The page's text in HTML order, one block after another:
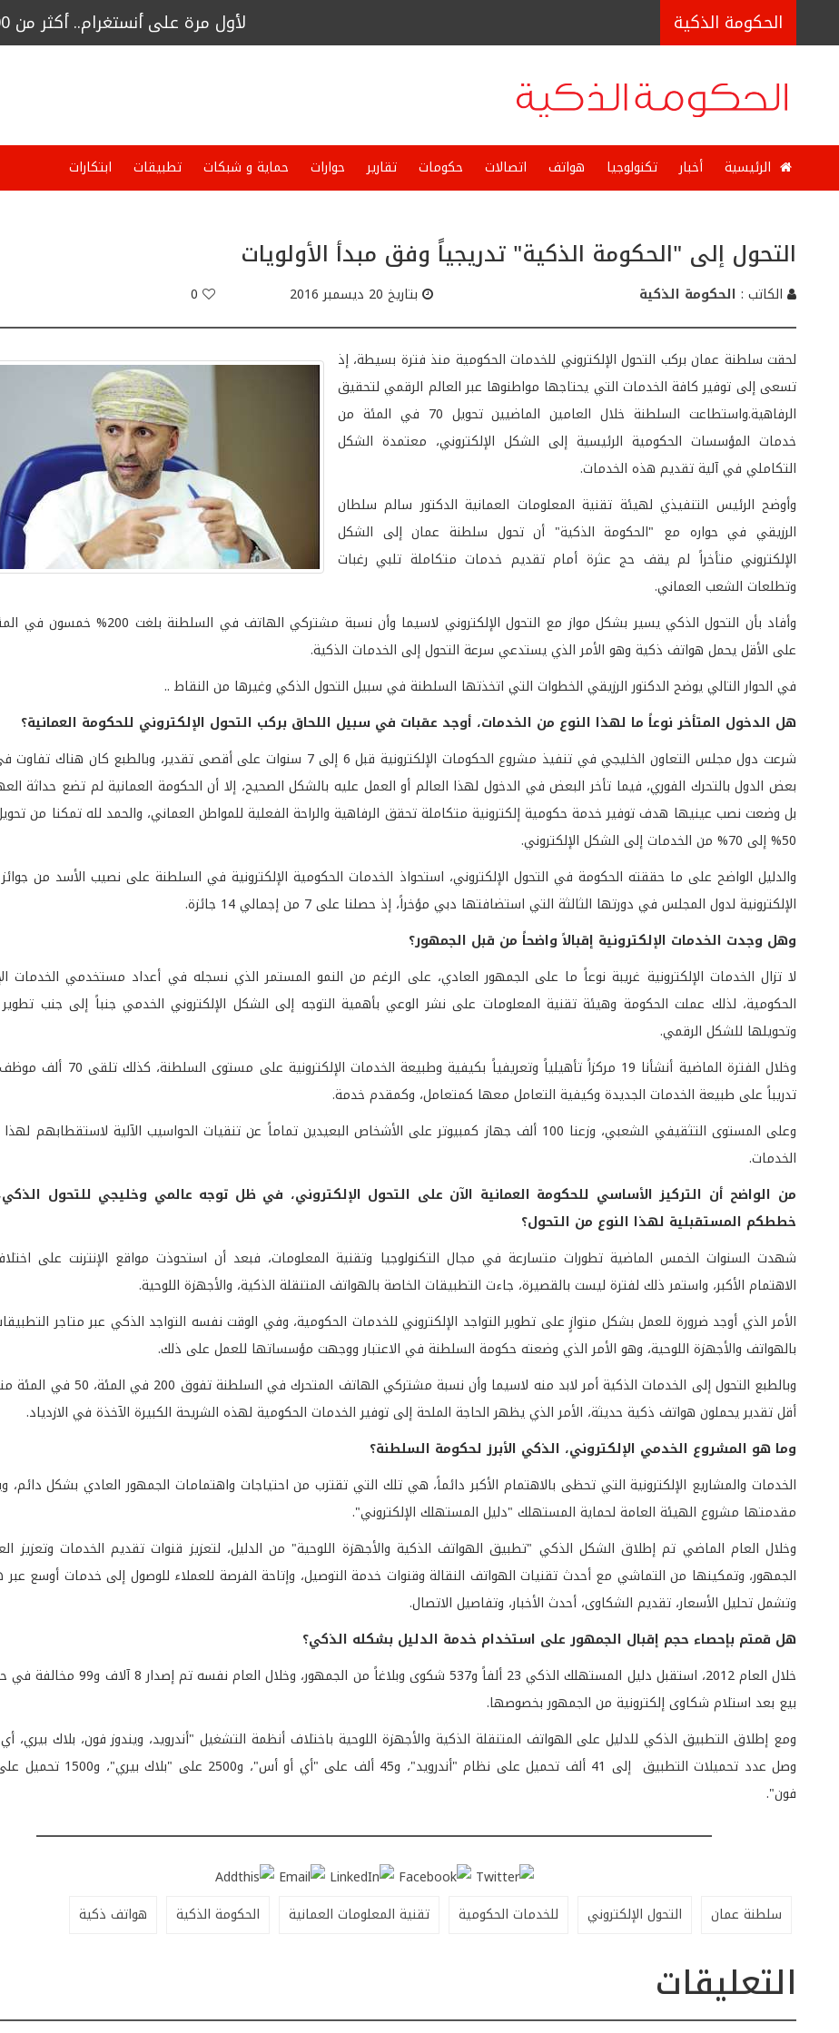
الحكومة الذكية لأول مرة على أنستغرام.. أكثر من 9400 مشاهد لبث حي لأخصائي صحة نفسية
جائزة "التميز للأعمال" لشركة فاست
الرئيسية أخبار تكنولوجيا هواتف اتصالات حكومات تقارير حوارات حماية و شبكات تطبيقات ابتكارات
التحول إلى "الحكومة الذكية" تدريجياً وفق مبدأ الأولويات
الكاتب : الحكومة الذكية بتاريخ 20 ديسمبر 2016 0
لحقت سلطنة عمان بركب التحول الإلكتروني للخدمات الحكومية منذ فترة بسيطة، إذ
تسعى إلى توفير كافة الخدمات التي يحتاجها مواطنوها عبر العالم الرقمي لتحقيق
الرفاهية.واستطاعت السلطنة خلال العامين الماضيين تحويل 70 في المئة من
خدمات المؤسسات الحكومية الرئيسية إلى الشكل الإلكتروني، معتمدة الشكل
التكاملي في آلية تقديم هذه الخدمات.
وأوضح الرئيس التنفيذي لهيئة تقنية المعلومات العمانية الدكتور سالم سلطان
الرزيقي في حواره مع "الحكومة الذكية" أن تحول سلطنة عمان إلى الشكل
الإلكتروني متأخراً لم يقف حج عثرة أمام تقديم خدمات متكاملة تلبي رغبات
وتطلعات الشعب العماني.
وأفاد بأن التحول الذكي يسير بشكل مواز مع التحول الإلكتروني لاسيما وأن نسبة مشتركي
على الأقل يحمل هواتف ذكية وهو الأمر الذي يستدعي سرعة التحول إلى الخدمات الذكية.
في الحوار التالي يوضح الدكتور الرزيقي الخطوات التي اتخذتها السلطنة في سبيل التحول الذكي وغيرها من النقاط ..
هل الدخول المتأخر نوعاً ما لهذا النوع من الخدمات، أوجد عقبات في سبيل اللحاق بركب التحول الإلكتروني للحكومة العمانية؟
شرعت دول مجلس التعاون الخليجي في تنفيذ مشروع الحكومات الإلكترونية قبل 6 إلى 7 سنوات على أقصى تقدير، وبالطبع كان
بعض الدول بالتحرك الفوري، فيما تأخر البعض في الدخول لهذا العالم أو العمل عليه بالشكل الصحيح، إلا أن الحكومة العمانية لم تضع حداثة
بل وضعت نصب عينيها هدف توفير خدمة حكومية إلكترونية متكاملة تحقق الرفاهية والراحة الفعلية للمواطن العماني، والحمد لله تمكنا من
50% إلى 70% من الخدمات إلى الشكل الإلكتروني.
والدليل الواضح على ما حققته الحكومة في التحول الإلكتروني، استحواذ الخدمات الحكومية الإلكترونية في السلطنة على نصيب الأسد من
الإلكترونية لدول المجلس في دورتها الثالثة التي استضافتها دبي مؤخراً، إذ حصلنا على 7 من إجمالي 14 جائزة.
وهل وجدت الخدمات الإلكترونية إقبالاً واضحاً من قبل الجمهور؟
لا تزال الخدمات الإلكترونية غريبة نوعاً ما على الجمهور العادي، على الرغم من النمو المستمر الذي نسجله في أعداد مستخدمي الخدمات
الحكومية، لذلك عملت الحكومة وهيئة تقنية المعلومات على نشر الوعي بأهمية التوجه إلى الشكل الإلكتروني الخدمي جنباً إلى جنب
وتحويلها للشكل الرقمي.
وخلال الفترة الماضية أنشأنا 19 مركزاً تأهيلياً وتعريفياً بكيفية وطبيعة
تدريباً على طبيعة الخدمات الجديدة وكيفية التعامل معها كمتعامل، وكمقدم خدمة.
وعلى المستوى التثقيفي الشعبي، وزعنا 100 ألف جهاز كمبيوتر على الأشخاص البعيدين تماماً عن تنقيات الحواسيب الآلية لاستقطابهم
الخدمات.
من الواضح أن التركيز الأساسي للحكومة العمانية الآن على التحول الإلكتروني، في ظل توجه عالمي وخليجي للتحول
خططكم المستقبلية لهذا النوع من التحول؟
شهدت السنوات الخمس الماضية تطورات متسارعة في مجال التكنولوجيا وتقنية المعلومات، فبعد أن استحوذت مواقع الإنترنت على
الاهتمام الأكبر، واستمر ذلك لفترة ليست بالقصيرة، جاءت التطبيقات الخاصة بالهواتف المتنقلة الذكية، والأجهزة اللوحية.
الأمر الذي أوجد ضرورة للعمل بشكل متوازٍ على تطوير التواجد الإلكتروني للخدمات الحكومية، وفي الوقت نفسه التواجد الذكي عبر متاجر
بالهواتف والأجهزة اللوحية، وهو الأمر الذي وضعته حكومة السلطنة في الاعتبار ووجهت مؤسساتها للعمل على ذلك.
وبالطبع التحول إلى الخدمات الذكية أمر لابد منه لاسيما وأن نسبة مشتركي
أقل تقدير يحملون هواتف ذكية حديثة، الأمر الذي يظهر الحاجة الملحة إلى توفير الخدمات الحكومية لهذه الشريحة الكبيرة الآخذة في الازدياد.
وما هو المشروع الخدمي الإلكتروني، الذكي الأبرز لحكومة السلطنة؟
الخدمات والمشاريع الإلكترونية التي تحظى بالاهتمام الأكبر دائماً، هي تلك التي تقترب من احتياجات واهتمامات الجمهور العادي بشكل
مقدمتها مشروع الهيئة العامة لحماية المستهلك "دليل المستهلك الإلكتروني".
وخلال العام الماضي تم إطلاق الشكل الذكي "تطبيق الهواتف الذكية والأجهزة اللوحية" من الدليل، لتعزيز قنوات تقديم الخدمات وتعزيز
الجمهور، وتمكينها من التماشي مع أحدث تقنيات الهواتف النقالة وقنوات خدمة التوصيل، وإتاحة الفرصة للعملاء للوصول إلى خدمات أوسع
وتشمل تحليل الأسعار، تقديم الشكاوى، أحدث الأخبار، وتفاصيل الاتصال.
هل قمتم بإحصاء حجم إقبال الجمهور على استخدام خدمة الدليل بشكله الذكي؟
خلال العام 2012، استقبل دليل المستهلك الذكي 23 ألفاً و537 شكوى وبلاغاً من
بيع بعد استلام شكاوى إلكترونية من الجمهور بخصوصها.
ومع إطلاق التطبيق الذكي للدليل على الهواتف المتنقلة الذكية والأجهزة اللوحية باختلاف أنظمة التشغيل "أندرويد، ويندوز فون، بلاك بيري،
وصل عدد تحميلات التطبيق إلى 41 ألف تحميل على نظام "أندرويد"، و45
فون".
سلطنة عمان التحول الإلكتروني للخدمات الحكومية تقنية المعلومات العمانية الحكومة الذكية هواتف ذكية
التعليقات